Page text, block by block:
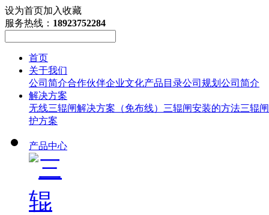
设为首页加入收藏
服务热线： 18923752284
首页
关于我们
公司简介合作伙伴企业文化产品目录公司规划 公司简介
解决方案
无线三辊闸解决方案（免布线） 三辊闸安装的方法三辊
护方案
产品中心